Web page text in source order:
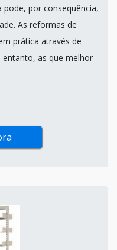
por consequência,
As reformas de
prática através de
as que melhor